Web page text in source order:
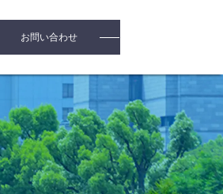
お問い合わせ